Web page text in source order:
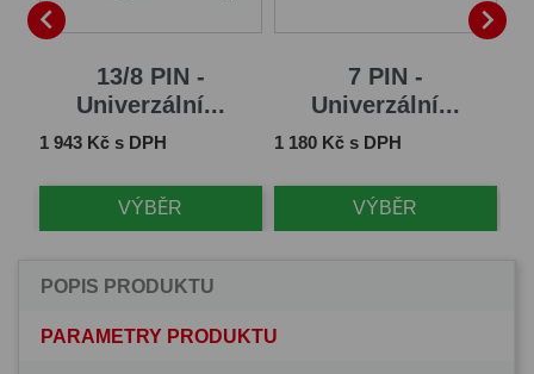

13/8 PIN -
Univerzální...
Cena
1 943 Kč s DPH
VÝBĚR
7 PIN -
Univerzální...
Cena
1 180 Kč s DPH
VÝBĚR

POPIS PRODUKTU
PARAMETRY PRODUKTU